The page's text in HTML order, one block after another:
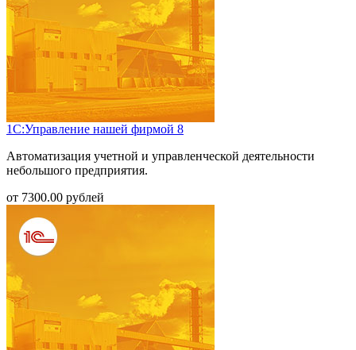
1С:Управление нашей фирмой 8
Автоматизация учетной и управленческой деятельности
небольшого предприятия.
от 7300.00 рублей